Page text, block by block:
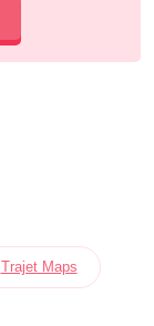
Trajet Maps